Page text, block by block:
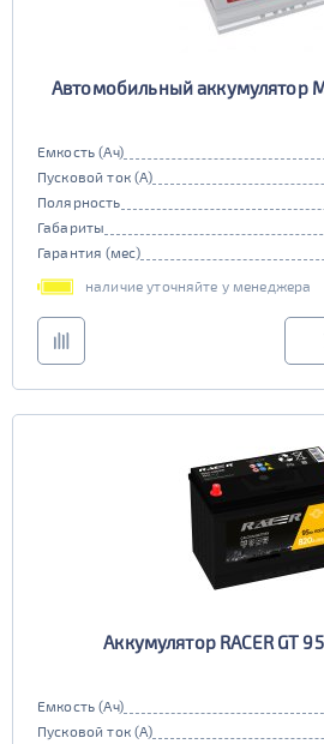
Автомобильный аккумулятор
Емкость (Ач)
Пусковой ток (А)
Полярность
Габариты
Гарантия (мес)
наличие уточняйте у менеджера
Аккумулятор RACER GT
Емкость (Ач)
Пусковой ток (А)